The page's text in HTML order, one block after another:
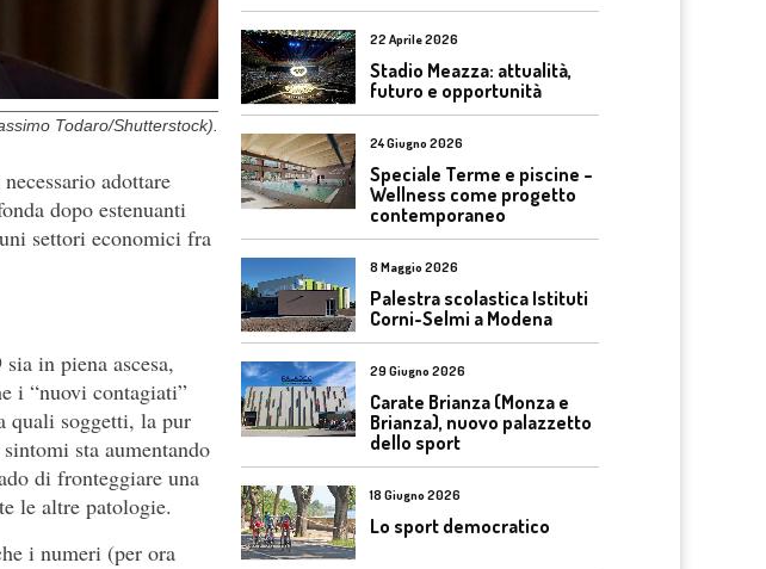
Todaro/Shutterstock).
adottare
dopo estenuanti
settori economici fra
in piena ascesa,
i “nuovi contagiati”
quali soggetti, la pur
sta aumentando
di fronteggiare una
le altre patologie.
i numeri (per ora
22 Aprile 2026
Stadio Meazza: attualità,
futuro e opportunità
24 Giugno 2026
Speciale Terme e piscine –
Wellness come progetto
contemporaneo
8 Maggio 2026
Palestra scolastica Istituti
Corni-Selmi a Modena
29 Giugno 2026
Carate Brianza (Monza e
Brianza), nuovo palazzetto
dello sport
18 Giugno 2026
Lo sport democratico